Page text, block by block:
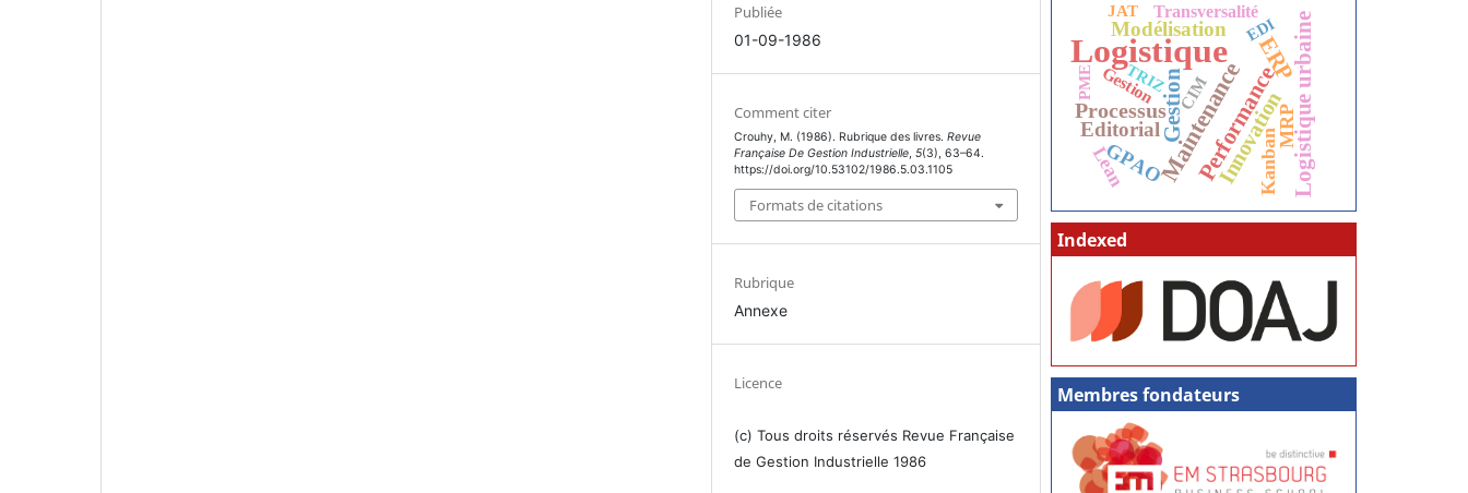
Publiée
01-09-1986
Comment citer
Crouhy, M. (1986). Rubrique des livres.Revue
Française De Gestion Industrielle,5(3), 63–64.
https://doi.org/10.53102/1986.5.03.1105
Formats de citations
Rubrique
Annexe
Licence
(c) Tous droits réservés Revue Française
de Gestion Industrielle 1986
Logistique
Maintenance
Gestion
ERPLogistique urbaine
Performance
Processus Innovation
Editorial
Modélisation
GPAO Kanban
MRP
Lean
CIM
Gestion
Transversalité
TRIZ
PME
EDI
JAT
Indexed
Membres fondateurs